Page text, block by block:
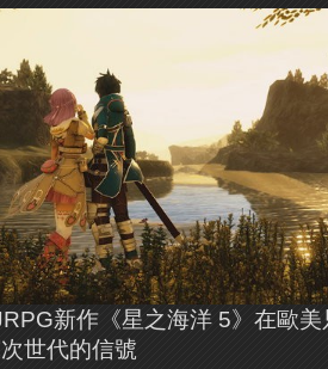
新作《星之海洋 5》在歐美
世代的信號